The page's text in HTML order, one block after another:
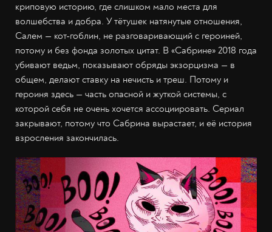
криповую историю, где слишком мало места для
волшебства и добра. У тётушек натянутые отношения,
Салем — кот-гоблин, не разговаривающий с героиней,
потому и без фонда золотых цитат. В «Сабрине» 2018 года
убивают ведьм, показывают обряды экзорцизма — в
общем, делают ставку на нечисть и треш. Потому и
героиня здесь — часть опасной и жуткой системы, с
которой себя не очень хочется ассоциировать. Сериал
закрывают, потому что Сабрина вырастает, и её история
взросления закончилась.